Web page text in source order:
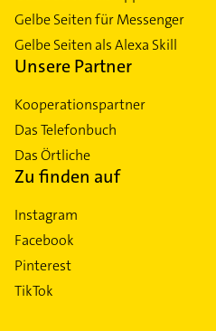
Gelbe Seiten für Messenger
Gelbe Seiten als Alexa Skill
Unsere Partner
Kooperationspartner
Das Telefonbuch
Das Örtliche
Zu finden auf
Instagram
Facebook
Pinterest
TikTok